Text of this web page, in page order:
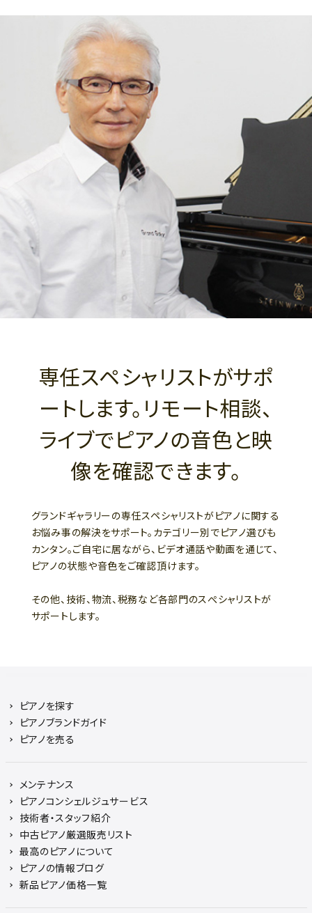
専任スペシャリストがサポ
ートします。リモート相談、
ライブでピアノの音色と映
像を確認できます。
グランドギャラリーの専任スペシャリストがピアノに関する
お悩み事の解決をサポート。カテゴリー別でピアノ選びも
カンタン。ご自宅に居ながら、ビデオ通話や動画を通じて、
ピアノの状態や音色をご確認頂けます。
その他、技術、物流、税務など各部門のスぺシャリストが
サポートします。
ピアノを探す
ピアノブランドガイド
ピアノを売る
メンテナンス
ピアノコンシェルジュサービス
技術者・スタッフ紹介
中古ピアノ厳選販売リスト
最高のピアノについて
ピアノの情報ブログ
新品ピアノ価格一覧